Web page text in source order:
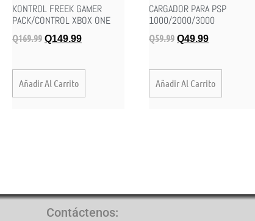
KONTROL FREEK GAMER
PACK/CONTROL XBOX ONE
Q169.99 Q149.99
Añadir Al Carrito
CARGADOR PARA PSP
1000/2000/3000
Q59.99 Q49.99
Añadir Al Carrito
Contáctenos: